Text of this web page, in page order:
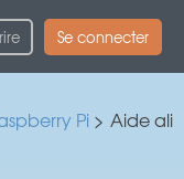
Se connecter
Pi > Aide ali